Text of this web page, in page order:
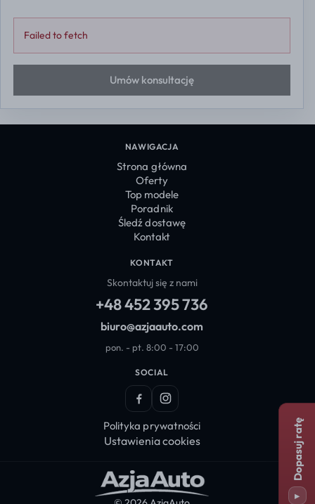
Dopasuj ratę
▸
Failed to fetch
Umów konsultację
NAWIGACJA
Strona główna
Oferty
Top modele
Poradnik
Śledź dostawę
Kontakt
KONTAKT
Skontaktuj się z nami
+48 452 395 736
biuro@azjaauto.com
pon. - pt. 8:00 - 17:00
SOCIAL
FacebookInstagram
Polityka prywatności
Ustawienia cookies